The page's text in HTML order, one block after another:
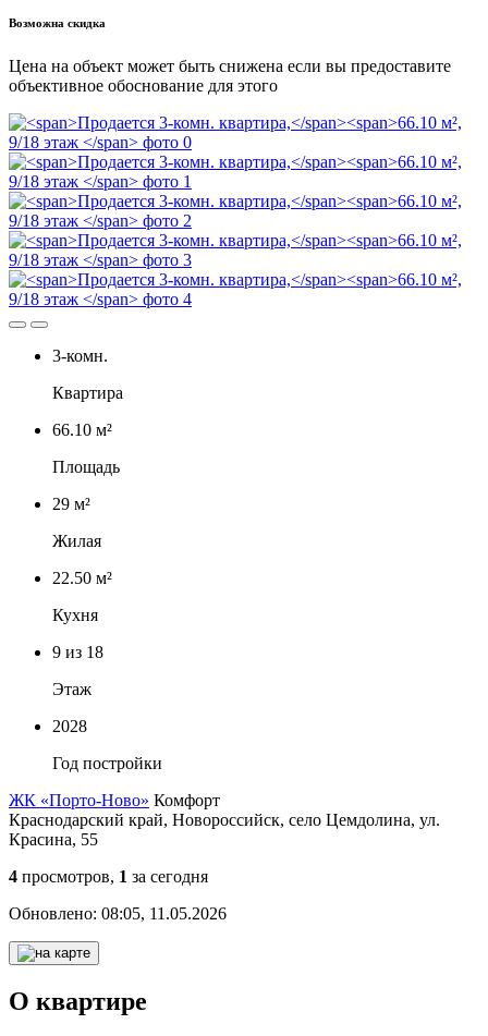
Возможна скидка
Цена на объект может быть снижена если вы предоставите
объективное обоснование для этого
3-комн.
Квартира
66.10 м²
Площадь
29 м²
Жилая
22.50 м²
Кухня
9 из 18
Этаж
2028
Год постройки
ЖК «Порто-Ново» Комфорт
Краснодарский край, Новороссийск, село Цемдолина, ул.
Красина, 55
4 просмотров, 1 за сегодня
Обновлено: 08:05, 11.05.2026
О квартире